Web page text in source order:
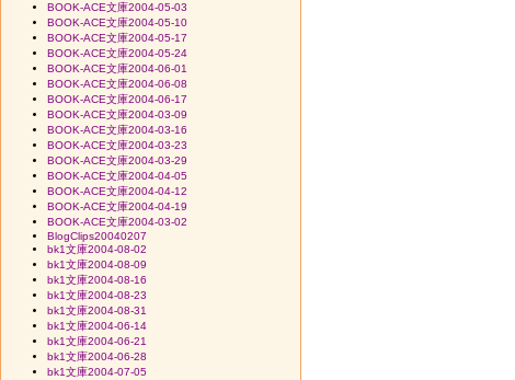
BOOK-ACE文庫2004-05-03
BOOK-ACE文庫2004-05-10
BOOK-ACE文庫2004-05-17
BOOK-ACE文庫2004-05-24
BOOK-ACE文庫2004-06-01
BOOK-ACE文庫2004-06-08
BOOK-ACE文庫2004-06-17
BOOK-ACE文庫2004-03-09
BOOK-ACE文庫2004-03-16
BOOK-ACE文庫2004-03-23
BOOK-ACE文庫2004-03-29
BOOK-ACE文庫2004-04-05
BOOK-ACE文庫2004-04-12
BOOK-ACE文庫2004-04-19
BOOK-ACE文庫2004-03-02
BlogClips20040207
bk1文庫2004-08-02
bk1文庫2004-08-09
bk1文庫2004-08-16
bk1文庫2004-08-23
bk1文庫2004-08-31
bk1文庫2004-06-14
bk1文庫2004-06-21
bk1文庫2004-06-28
bk1文庫2004-07-05